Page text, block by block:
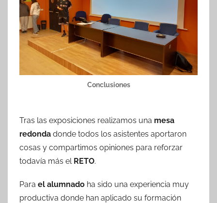
Conclusiones
Tras las exposiciones realizamos una mesa
redonda donde todos los asistentes aportaron
cosas y compartimos opiniones para reforzar
todavía más el RETO.
Para el alumnado ha sido una experiencia muy
productiva donde han aplicado su formación